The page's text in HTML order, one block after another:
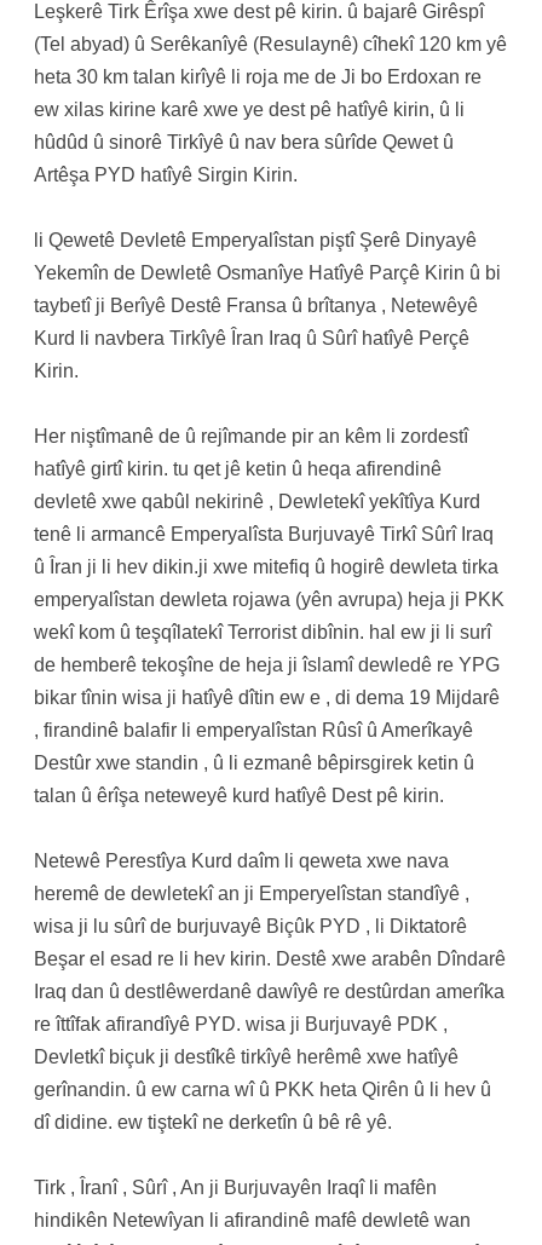
Leşkerê Tirk Êrîşa xwe dest pê kirin. û bajarê Girêspî
(Tel abyad) û Serêkanîyê (Resulaynê) cîhekî 120 km yê
heta 30 km talan kirîyê li roja me de Ji bo Erdoxan re
ew xilas kirine karê xwe ye dest pê hatîyê kirin, û li
hûdûd û sinorê Tirkîyê û nav bera sûrîde Qewet û
Artêşa PYD hatîyê Sirgin Kirin.
li Qewetê Devletê Emperyalîstan piştî Şerê Dinyayê
Yekemîn de Dewletê Osmanîye Hatîyê Parçê Kirin û bi
taybetî ji Berîyê Destê Fransa û brîtanya , Netewêyê
Kurd li navbera Tirkîyê Îran Iraq û Sûrî hatîyê Perçê
Kirin.
Her niştîmanê de û rejîmande pir an kêm li zordestî
hatîyê girtî kirin. tu qet jê ketin û heqa afirendinê
devletê xwe qabûl nekirinê , Dewletekî yekîtîya Kurd
tenê li armancê Emperyalîsta Burjuvayê Tirkî Sûrî Iraq
û Îran ji li hev dikin.ji xwe mitefiq û hogirê dewleta tirka
emperyalîstan dewleta rojawa (yên avrupa) heja ji PKK
wekî kom û teşqîlatekî Terrorist dibînin. hal ew ji li surî
de hemberê tekoşîne de heja ji îslamî dewledê re YPG
bikar tînin wisa ji hatîyê dîtin ew e , di dema 19 Mijdarê
, firandinê balafir li emperyalîstan Rûsî û Amerîkayê
Destûr xwe standin , û li ezmanê bêpirsgirek ketin û
talan û êrîşa neteweyê kurd hatîyê Dest pê kirin.
Netewê Perestîya Kurd daîm li qeweta xwe nava
heremê de dewletekî an ji Emperyelîstan standîyê ,
wisa ji lu sûrî de burjuvayê Biçûk PYD , li Diktatorê
Beşar el esad re li hev kirin. Destê xwe arabên Dîndarê
Iraq dan û destlêwerdanê dawîyê re destûrdan amerîka
re îttîfak afirandîyê PYD. wisa ji Burjuvayê PDK ,
Devletkî biçuk ji destîkê tirkîyê herêmê xwe hatîyê
gerînandin. û ew carna wî û PKK heta Qirên û li hev û
dî didine. ew tiştekî ne derketîn û bê rê yê.
Tirk , Îranî , Sûrî , An ji Burjuvayên Iraqî li mafên
hindikên Netewîyan li afirandinê mafê dewletê wan